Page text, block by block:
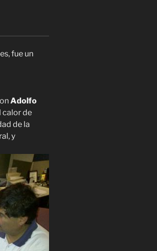
para
el
volumen.
fue un
Adolfo
calor de
de la
y